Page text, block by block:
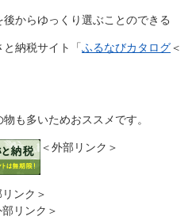
らゆっくり選ぶことのできる
納税サイト「ふるなびカタログ＜
多いためおススメです。
＜外部リンク＞
リンク＞
部リンク＞